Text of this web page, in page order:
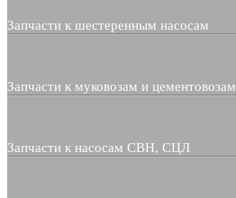
Запчасти к шестеренным насосам
Запчасти к муковозам и цементовозам
Запчасти к насосам СВН, СЦЛ